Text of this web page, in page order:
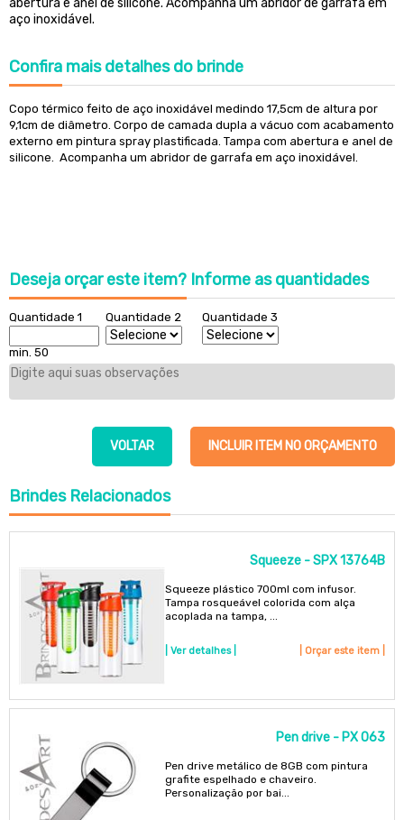
abertura e anel de silicone. Acompanha um abridor de garrafa em
aço inoxidável.
Confira mais detalhes do brinde
Copo térmico feito de aço inoxidável medindo 17,5cm de altura por
9,1cm de diâmetro. Corpo de camada dupla a vácuo com acabamento
externo em pintura spray plastificada. Tampa com abertura e anel de
silicone. Acompanha um abridor de garrafa em aço inoxidável.
Deseja orçar este item? Informe as quantidades
Quantidade 1
min. 50
Quantidade 2 Quantidade 3
INCLUIR ITEM NO ORÇAMENTO
VOLTAR
BrindesRelacionados
Squeeze - SPX 13764B
Squeeze plástico 700ml com infusor.
Tampa rosqueável colorida com alça
acoplada na tampa, ...
| Ver detalhes | | Orçar este item |
Pen drive - PX 063
Pen drive metálico de 8GB com pintura
grafite espelhado e chaveiro.
Personalização por bai...